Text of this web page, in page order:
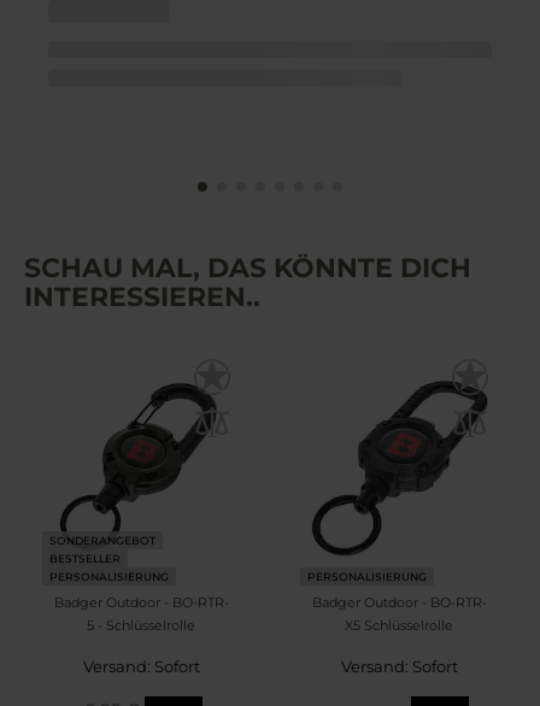
SCHAU MAL, DAS KÖNNTE DICH
INTERESSIEREN..
SONDERANGEBOT
BESTSELLER
PERSONALISIERUNG
Badger Outdoor - BO-RTR-
5 - Schlüsselrolle
Versand: Sofort
PERSONALISIERUNG
Badger Outdoor - BO-RTR-
X5 Schlüsselrolle
Versand: Sofort